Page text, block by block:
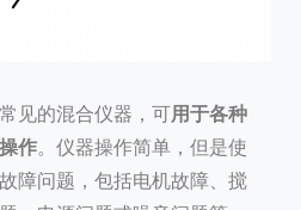
见的混合仪器，可用于各种
作。仪器操作简单，但是使
障问题，包括电机故障、搅